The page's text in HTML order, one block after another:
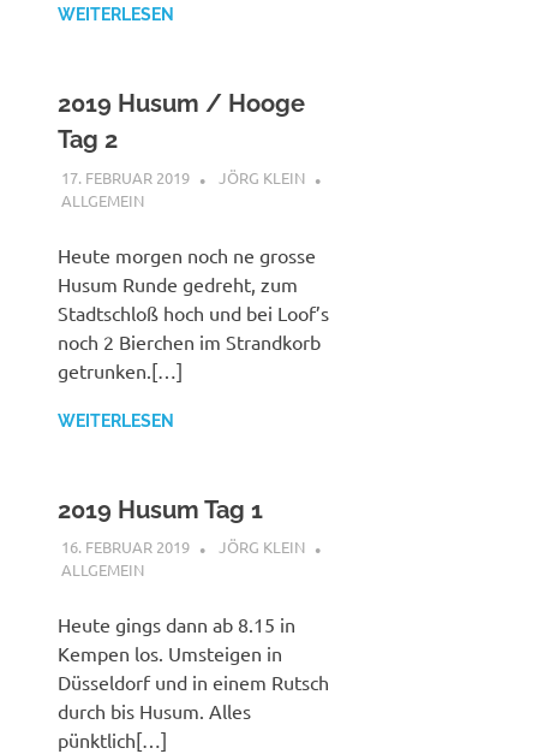
WEITERLESEN
2019 Husum / Hooge
Tag 2
17. FEBRUAR 2019
JÖRG KLEIN
ALLGEMEIN
Heute morgen noch ne grosse
Husum Runde gedreht, zum
Stadtschloß hoch und bei Loof’s
noch 2 Bierchen im Strandkorb
getrunken.[…]
WEITERLESEN
2019 Husum Tag 1
16. FEBRUAR 2019
JÖRG KLEIN
ALLGEMEIN
Heute gings dann ab 8.15 in
Kempen los. Umsteigen in
Düsseldorf und in einem Rutsch
durch bis Husum. Alles
pünktlich[…]